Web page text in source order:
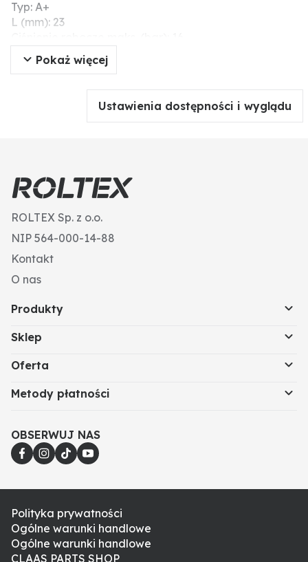
Typ: A+
L (mm): 23
Gwint wew. (cale): 1 1/4"
H2 (mm): 31
Pokaż więcej
Ustawienia dostępności i wyglądu
ROLTEX Sp. z o.o.
NIP 564-000-14-88
Kontakt
O nas
Produkty
Sklep
Oferta
Metody płatności
OBSERWUJ NAS
Polityka prywatności
Ogólne warunki handlowe
Ogólne warunki handlowe
CLAAS PARTS SHOP